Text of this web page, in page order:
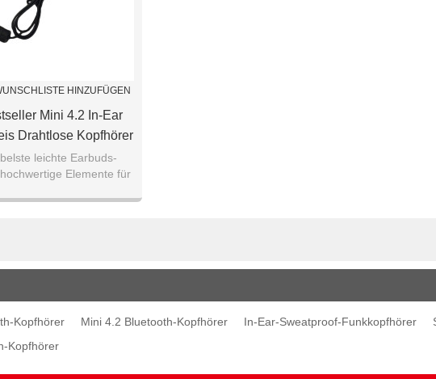
HINZUFÜGEN
Mini 4.2 In-Ear
Drahtlose Kopfhörer
leichte Earbuds-
Elemente für
Kopfhörer Mini 4.2 Bluetooth-Kopfhörer In-Ear-Sweatproof-Funkkopfhörer
Kopfhörer